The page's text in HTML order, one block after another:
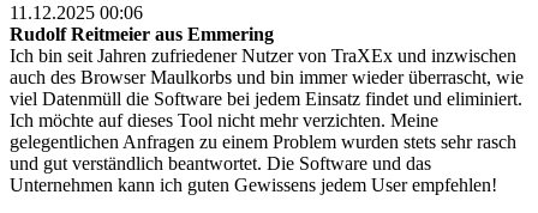
11.12.2025 00:06
Rudolf Reitmeier aus Emmering
Ich bin seit Jahren zufriedener Nutzer von TraXEx und inzwischen
auch des Browser Maulkorbs und bin immer wieder überrascht, wie
viel Datenmüll die Software bei jedem Einsatz findet und eliminiert.
Ich möchte auf dieses Tool nicht mehr verzichten. Meine
gelegentlichen Anfragen zu einem Problem wurden stets sehr rasch
und gut verständlich beantwortet. Die Software und das
Unternehmen kann ich guten Gewissens jedem User empfehlen!